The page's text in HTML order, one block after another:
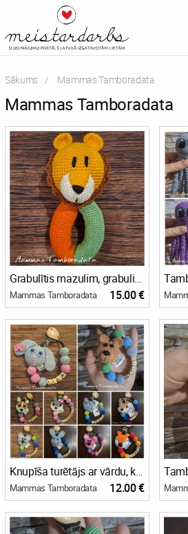
Sākums Current:
Mammas Tamboradata
Mammas Tamboradata
Grabulītis mazulim, grabulis mazulim ar dzīvnieciņu, raudzību dāvana, dāvana mazulim
Mammas Tamboradata 15.00 €
Knupīša turētājs ar vārdu, knupīšturētājs, knupīša sargs, raudzību dāvana, personalizēta dāvana mazulim
Mammas Tamboradata 12.00 €